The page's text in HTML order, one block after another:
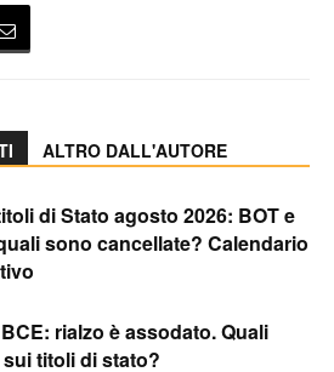
ALTRO DALL'AUTORE
di Stato agosto 2026: BOT e
sono cancellate? Calendario
rialzo è assodato. Quali
titoli di stato?